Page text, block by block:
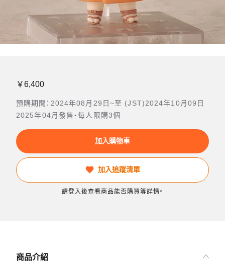
￥6,400
預購期間：2024年08月29日~至 (JST)2024年10月09日
2025年04月發售・每人限購3個
加入購物車
加入追蹤清單
請登入後查看商品能否購買等詳情。
商品介紹